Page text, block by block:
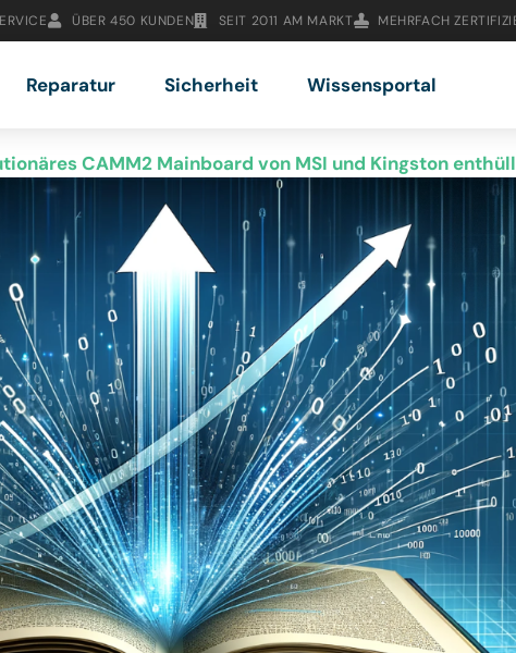
ÜBER 450 KUNDEN SEIT 2011 AM MARKT MEHRFACH
Reparatur Sicherheit Wissensportal
CAMM2 Mainboard von MSI und Kingston